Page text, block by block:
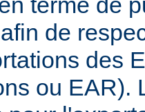
de
des
ou EAR).